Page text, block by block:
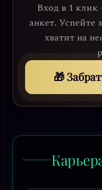
Вход в 1
анкет. Успейте
хватит на
🎁